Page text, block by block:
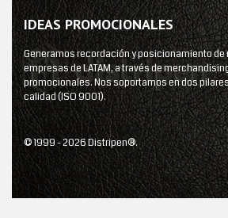
IDEAS PROMOCIONALES
Generamos recordación y posicionamiento de
empresas de LATAM, a través de
promocionales. Nos soportamos en dos
calidad (ISO 9001).
© 1999 - 2026 Distripen®.